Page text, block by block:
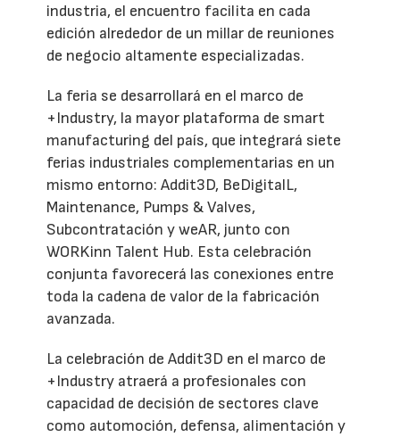
industria, el encuentro facilita en cada
edición alrededor de un millar de reuniones
de negocio altamente especializadas.
La feria se desarrollará en el marco de
+Industry, la mayor plataforma de smart
manufacturing del país, que integrará siete
ferias industriales complementarias en un
mismo entorno: Addit3D, BeDigitalL,
Maintenance, Pumps & Valves,
Subcontratación y weAR, junto con
WORKinn Talent Hub. Esta celebración
conjunta favorecerá las conexiones entre
toda la cadena de valor de la fabricación
avanzada.
La celebración de Addit3D en el marco de
+Industry atraerá a profesionales con
capacidad de decisión de sectores clave
como automoción, defensa, alimentación y